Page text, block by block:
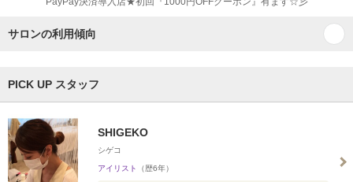
サロンの利用傾向
PICK UP スタッフ
SHIGEKO
シゲコ
アイリスト （歴6年）